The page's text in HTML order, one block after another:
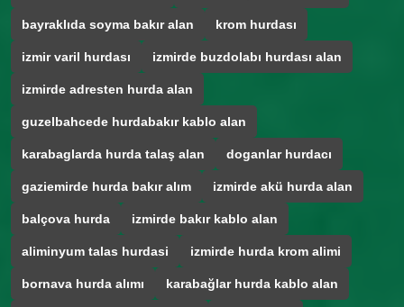
bayraklıda soyma bakır alan krom hurdası
izmir varil hurdası izmirde buzdolabı hurdası alan
izmirde adresten hurda alan
guzelbahcede hurdabakır kablo alan
karabaglarda hurda talaş alan doganlar hurdacı
gaziemirde hurda bakır alım izmirde akü hurda alan
balçova hurda izmirde bakır kablo alan
aliminyum talas hurdasi izmirde hurda krom alimi
bornava hurda alımı karabağlar hurda kablo alan